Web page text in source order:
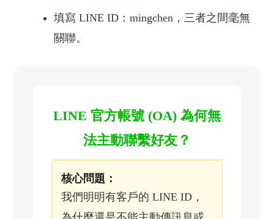
填寫 LINE ID：mingchen，三者之間毫無
關聯。
LINE 官方帳號 (OA) 為何無
法主動聯繫好友？
核心問題：
我們明明有客戶的 LINE ID，